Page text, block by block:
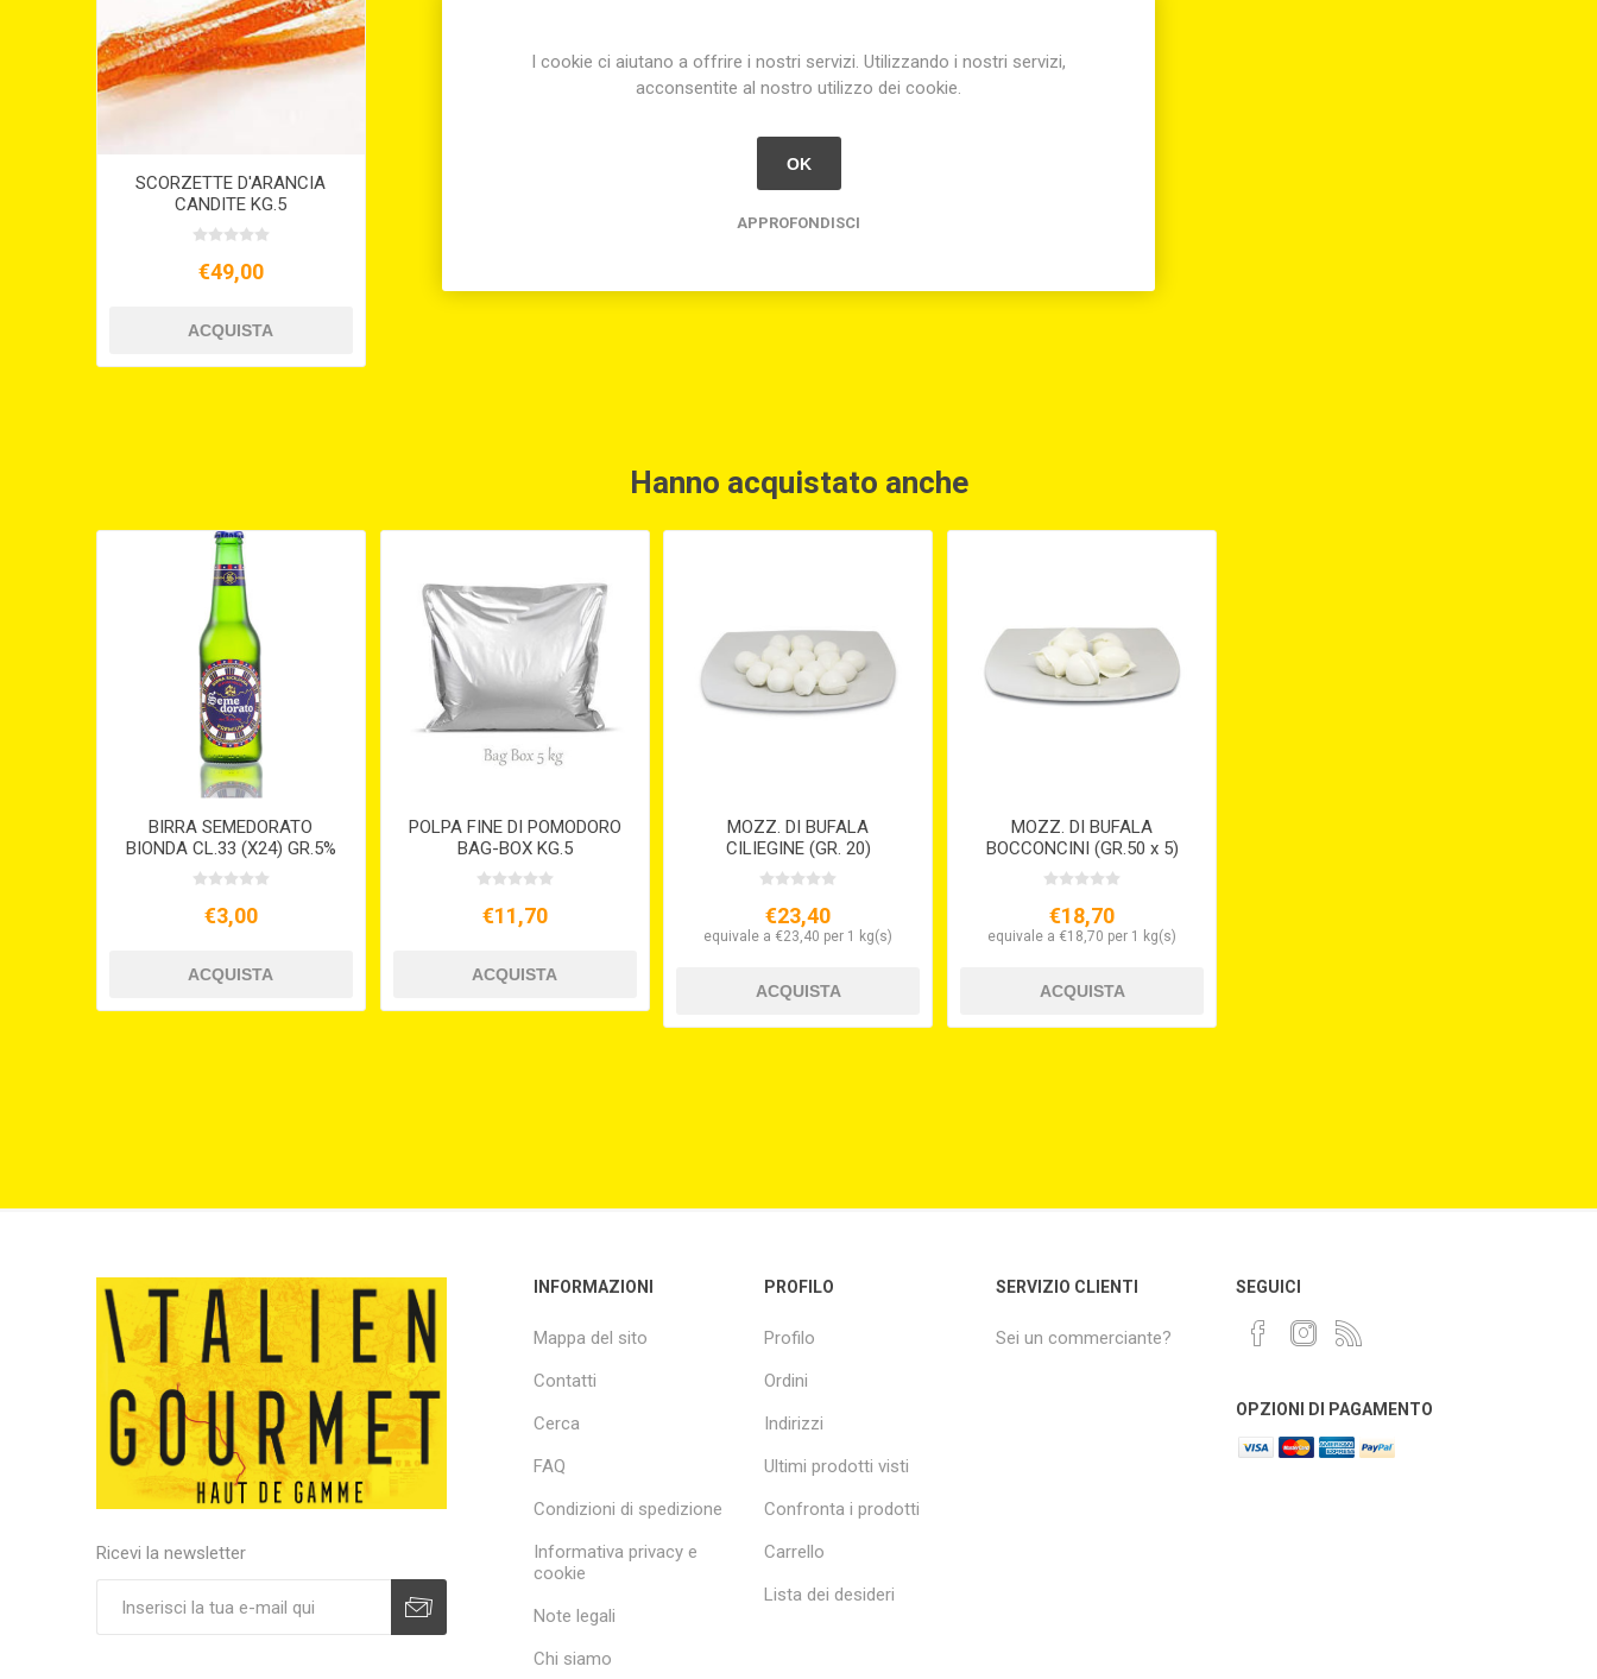
SCORZETTE D'ARANCIA
CANDITE KG.5
€49,00
Hanno acquistato anche
BIRRA SEMEDORATO
BIONDA CL.33 (X24) GR.5%
€3,00
POLPA FINE DI POMODORO
BAG-BOX KG.5
€11,70
MOZZ. DI BUFALA
CILIEGINE (GR. 20)
€23,40
equivale a €23,40 per 1 kg(s)
MOZZ. DI BUFALA
BOCCONCINI (GR.50 x 5)
€18,70
equivale a €18,70 per 1 kg(s)
Ricevi la newsletter
INFORMAZIONI
Mappa del sito
Contatti
Cerca
FAQ
Condizioni di spedizione
Informativa privacy e
cookie
Note legali
Chi siamo
PROFILO
Profilo
Ordini
Indirizzi
Ultimi prodotti visti
Confronta i prodotti
Carrello
Lista dei desideri
SERVIZIO CLIENTI
Sei un commerciante?
SEGUICI
OPZIONI DI PAGAMENTO
I cookie ci aiutano a offrire i nostri servizi. Utilizzando i nostri servizi,
acconsentite al nostro utilizzo dei cookie.
OK
APPROFONDISCI